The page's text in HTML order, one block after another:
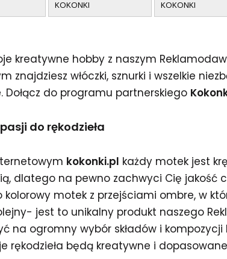
kreatywne hobby z naszym
znajdziesz włóczki, sznurki i wszelkie
Dołącz do programu partnerskiego
do rękodzieła
kokonki.pl każdy motek jest
dlatego na pewno zachwyci Cię jakość
kolorowy motek z przejściami ombre, w
jest to unikalny produkt naszego
na ogromny wybór składów i
rękodzieła będą kreatywne i